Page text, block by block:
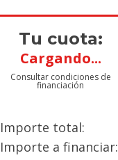
Tu cuota:
Cargando...
Consultar condiciones de
financiación
Importe total:
Importe a financiar: